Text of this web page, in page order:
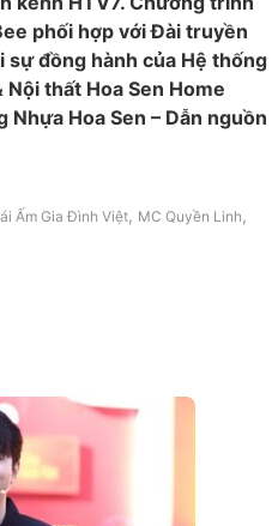
phối hợp với Đài truyền
sự đồng hành của Hệ thống
thất Hoa Sen Home
Nhựa Hoa Sen – Dẫn nguồn
Ấm Gia Đình Việt, MC Quyền Linh ,